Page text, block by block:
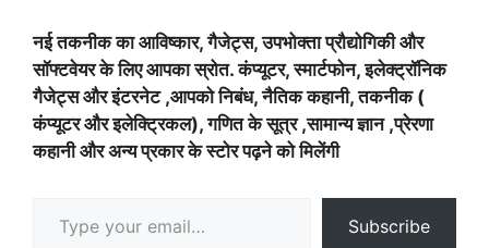
नई तकनीक का आविष्कार, गैजेट्स, उपभोक्ता प्रौद्योगिकी और
सॉफ्टवेयर के लिए आपका स्रोत. कंप्यूटर, स्मार्टफोन, इलेक्ट्रॉनिक
गैजेट्स और इंटरनेट ,आपको निबंध, नैतिक कहानी, तकनीक (
कंप्यूटर और इलेक्ट्रिकल), गणित के सूत्र ,सामान्य ज्ञान ,प्रेरणा
कहानी और अन्य प्रकार के स्टोर पढ़ने को मिलेंगी
Subscribe